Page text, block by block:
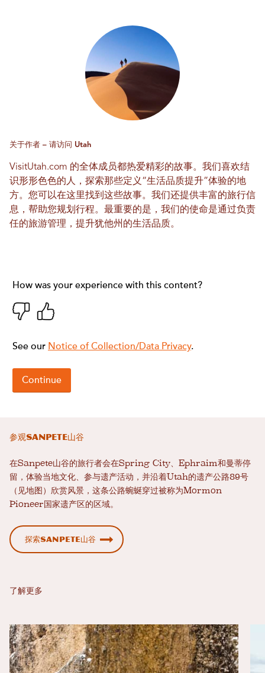
关于作者 – 请访问 Utah
VisitUtah.com 的全体成员都热爱精彩的故事。我们喜欢结
识形形色色的人，探索那些定义“生活品质提升”体验的地
方。您可以在这里找到这些故事。我们还提供丰富的旅行信
息，帮助您规划行程。最重要的是，我们的使命是通过负责
任的旅游管理，提升犹他州的生活品质。
参观Sanpete山谷
在Sanpete山谷的旅行者会在Spring City、Ephraim和曼蒂停
留，体验当地文化、参与遗产活动，并沿着Utah的遗产公路89号
（见地图）欣赏风景，这条公路蜿蜒穿过被称为Mormon
Pioneer国家遗产区的区域。
探索Sanpete山谷
了解更多